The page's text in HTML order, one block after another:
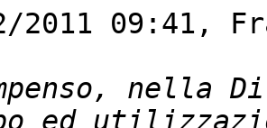
2011 09:41,
nella